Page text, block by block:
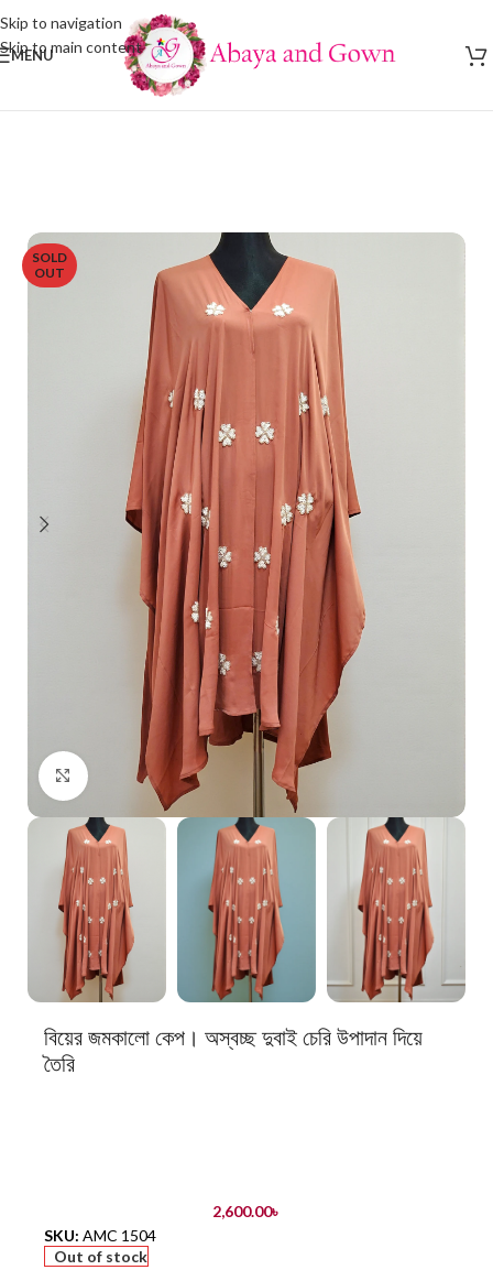
Skip to navigation
Skip to main content
MENU
SOLD
OUT
Click to enlarge
বিয়ের জমকালো কেপ। অস্বচ্ছ দুবাই চেরি উপাদান দিয়ে
তৈরি
2,600.00৳
SKU: AMC 1504
Out of stock